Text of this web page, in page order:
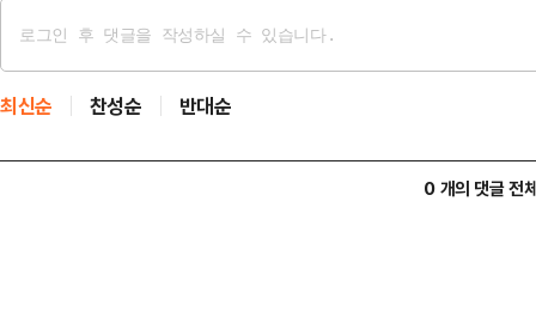
최신순 찬성순 반대순
0 개의 댓글 전